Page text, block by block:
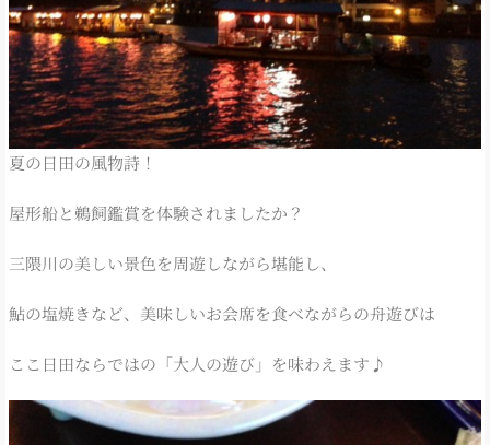
夏の日田の風物詩！
屋形船と鵜飼鑑賞を体験されましたか？
三隈川の美しい景色を周遊しながら堪能し、
鮎の塩焼きなど、美味しいお会席を食べながらの舟遊びは
ここ日田ならではの「大人の遊び」を味わえます♪